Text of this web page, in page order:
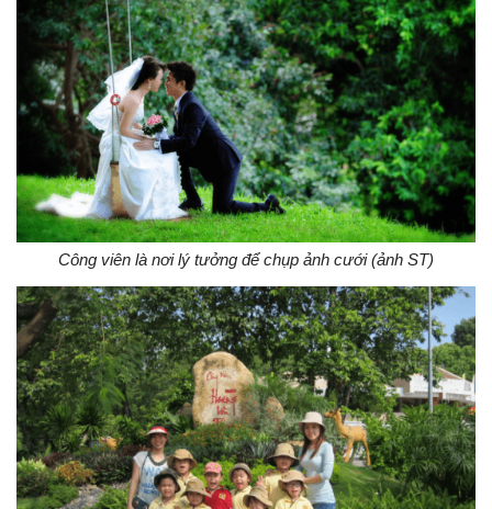
Công viên là nơi lý tưởng để chụp ảnh cưới (ảnh ST)